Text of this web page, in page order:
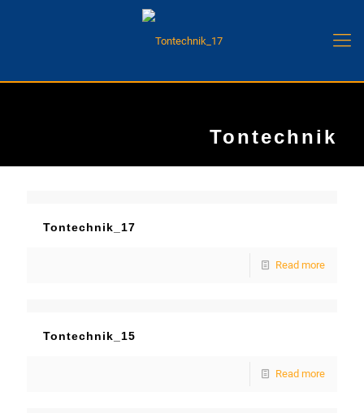
Tontechnik
Tontechnik_17
Read more
Tontechnik_15
Read more